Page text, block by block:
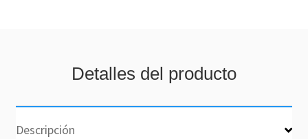
Detalles del producto
Descripción